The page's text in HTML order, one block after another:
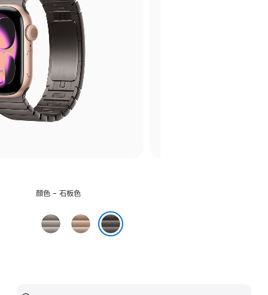
选
色:
颜色 - 石板色
原
色
金
色